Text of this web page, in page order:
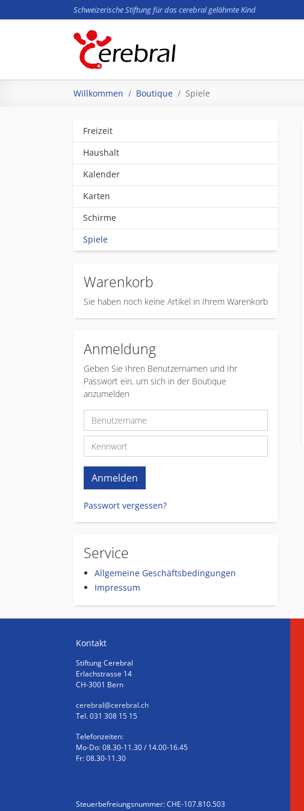
Schweizerische Stiftung für das cerebral gelähmte Kind
Willkommen Boutique Spiele
Freizeit
Haushalt
Kalender
Karten
Schirme
Spiele
Warenkorb
Sie haben noch keine Artikel in Ihrem Warenkorb
Anmeldung
Geben Sie Ihren Benutzernamen und Ihr
Passwort ein, um sich in der Boutique
anzumelden
Passwort vergessen?
Service
Allgemeine Geschäftsbedingungen
Impressum
Kontakt
Stiftung Cerebral
Erlachstrasse 14
CH-3001 Bern
cerebral@cerebral.ch
Tel. 031 308 15 15
Telefonzeiten:
Mo-Do: 08.30-11.30 / 14.00-16.45
Fr: 08.30-11.30
Steuerbefreiungsnummer: CHE-107.810.503